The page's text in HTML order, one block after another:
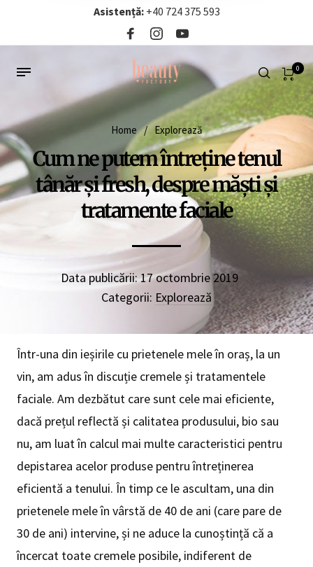
Asistență: +40 724 375 593‬
0
Home / Explorează
Cum ne putem întreține tenul
tânăr și fresh, despre măști și
tratamente faciale
Data publicării:17 octombrie 2019
Categorii: Explorează
Într-una din ieșirile cu prietenele mele în oraș, la un
vin, am adus în discuție cremele și tratamentele
faciale. Am dezbătut care sunt cele mai eficiente,
dacă prețul reflectă și calitatea produsului, bio sau
nu, am luat în calcul mai multe caracteristici pentru
depistarea acelor produse pentru întreținerea
eficientă a tenului. În timp ce le ascultam, una din
prietenele mele în vârstă de 40 de ani (care pare de
30 de ani) intervine, și ne aduce la cunoștință că a
încercat toate cremele posibile, indiferent de